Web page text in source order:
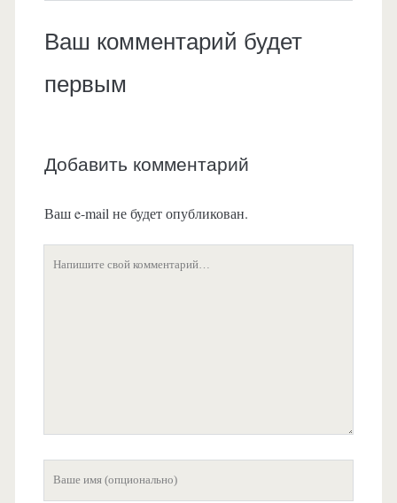
Ваш комментарий будет
первым
Добавить комментарий
Ваш e-mail не будет опубликован.